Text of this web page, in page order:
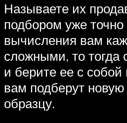
Называете их
подбором уже точно
вычисления вам
сложными, то тогда
и берите ее с собой
вам подберут
образцу.